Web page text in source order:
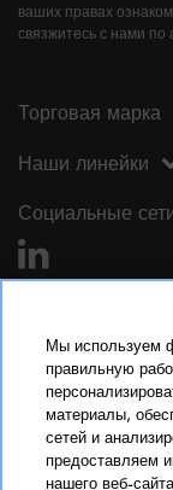
ваших правах
связжитесь с нами по
Торговая марка
Наши линейки
Социальные
Юридическая
Юридическая
Личные данные
Мы используем
правильную
материалы,
сетей и
предоставляем
нашего веб-